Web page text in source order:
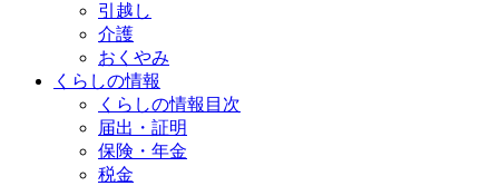
引越し
介護
おくやみ
くらしの情報
くらしの情報目次
届出・証明
保険・年金
税金